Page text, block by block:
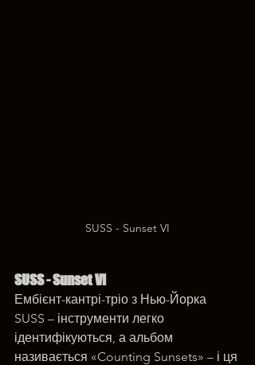
SUSS - Sunset VI
SUSS - Sunset VI
Ембієнт-кантрі-тріо з Нью-Йорка
SUSS – інструменти легко
ідентифікуються, а альбом
називається «Counting Sunsets» – і ця